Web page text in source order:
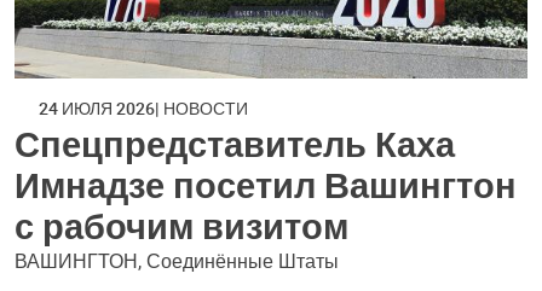
24 ИЮЛЯ 2026 НОВОСТИ
Спецпредставитель Каха
Имнадзе посетил Вашингтон
с рабочим визитом
ВАШИНГТОН, Соединённые Штаты